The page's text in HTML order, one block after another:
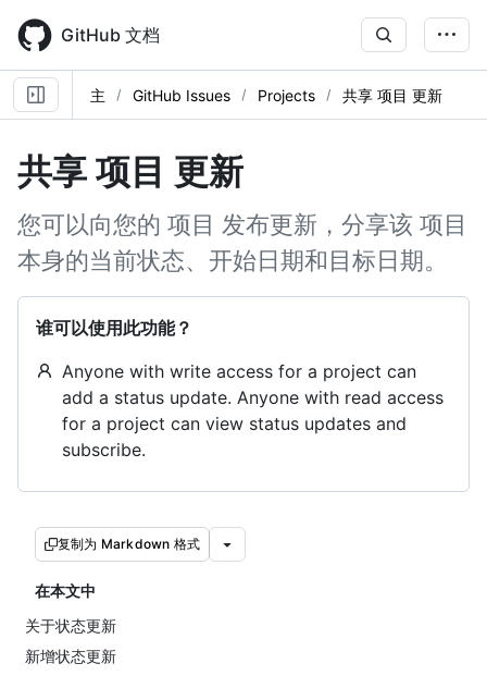
main
content
GitHub 文档
主 GitHub Issues Projects 共享 项目 更新
共享 项目 更新
您可以向您的 项目 发布更新，分享该 项目
本身的当前状态、开始日期和目标日期。
谁可以使用此功能？
Anyone with write access for a project can
add a status update. Anyone with read access
for a project can view status updates and
subscribe.
复制为 Markdown 格式
在本文中
关于状态更新
新增状态更新